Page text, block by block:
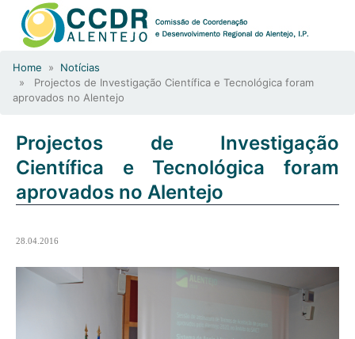
Home » Notícias
» Projectos de Investigação Científica e Tecnológica foram
aprovados no Alentejo
Projectos de Investigação
Científica e Tecnológica foram
aprovados no Alentejo
28.04.2016